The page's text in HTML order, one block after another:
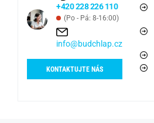
+420 228 226 110
(Po - Pá: 8-16:00)
info@budchlap.cz
KONTAKTUJTE NÁS